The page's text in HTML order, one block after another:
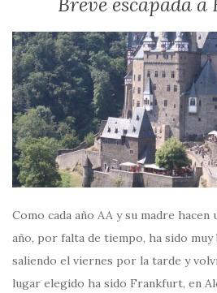
Como cada año AA y su madre hacen
año, por falta de tiempo, ha sido muy
saliendo el viernes por la tarde y
lugar elegido ha sido Frankfurt, en